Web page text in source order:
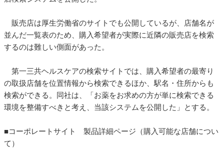
販売店は厚生労働省のサイトでも公開しているが、店舗名が
並んだ一覧表のため、購入希望者が実際に近隣の販売店を検索
するのは難しい側面があった。
第一三共ヘルスケアの検索サイトでは、購入希望者の最寄り
の取扱店舗を位置情報から検索できるほか、駅名・住所からも
検索ができる。同社は、「お薬をお求めの方が単に検索できる
環境を整備すべきと考え、当該システムを公開した」とする。
■コーポレートサイト 製品詳細ページ（購入可能な店舗につい
て）